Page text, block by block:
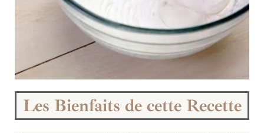
Les Bienfaits de cette Recette